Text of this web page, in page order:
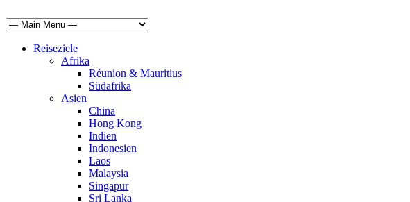
Reiseziele
Afrika
Réunion & Mauritius
Südafrika
Asien
China
Hong Kong
Indien
Indonesien
Laos
Malaysia
Singapur
Sri Lanka